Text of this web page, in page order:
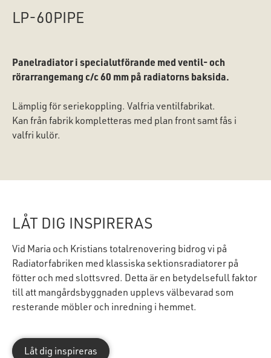
LP-60PIPE
Panelradiator i specialutförande med ventil- och
rörarrangemang c/c 60 mm på radiatorns baksida.
Lämplig för seriekoppling. Valfria ventilfabrikat.
Kan från fabrik kompletteras med plan front samt fås i
valfri kulör.
LÅT DIG INSPIRERAS
Vid Maria och Kristians totalrenovering bidrog vi på
Radiatorfabriken med klassiska sektionsradiatorer på
fötter och med slottsvred. Detta är en betydelsefull faktor
till att mangårdsbyggnaden upplevs välbevarad som
resterande möbler och inredning i hemmet.
Låt dig inspireras